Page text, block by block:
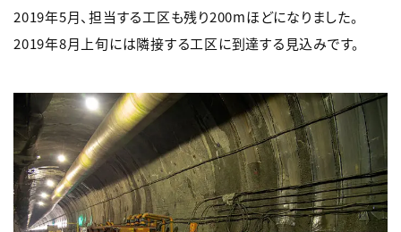
2019年5月、担当する工区も残り200mほどになりました。
2019年8月上旬には隣接する工区に到達する見込みです。